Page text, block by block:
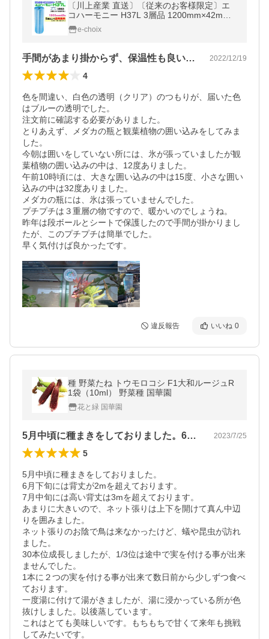
〔川上産業 直送〕〔従来のお客様限定〕エ
コハーモニー H37L 3層品 1200mm×42m巻
クリア 透明色 ◎さわやか緑色〜青色 プチプ
チe-choix
手間があまり掛からず、保温性も良いです。 2022/12/19
4
色を間違い、白色の透明（クリア）のつもりが、届いた色
はブルーの透明でした。
注文前に確認する必要がありました。
とりあえず、メダカの瓶と観葉植物の囲い込みをしてみま
した。
今朝は囲いをしていない所には、氷が張っていましたが観
葉植物の囲い込みの中は、12度ありました。
午前10時頃には、大きな囲い込みの中は15度、小さな囲い
込みの中は32度ありました。
メダカの瓶には、氷は張っていませんでした。
プチプチは３重層の物ですので、暖かいのでしょうね。
昨年は段ボールとシートで保護したので手間が掛かりまし
たが、このプチプチは簡単でした。
早く気付けば良かったです。
違反報告 いいね 0
種 野菜たね トウモロコシ F1大和ルージュR
1袋（10ml） 野菜種 国華園
花と緑 国華園
5月中頃に種まきをしておりました。6月… 2023/7/25
5
5月中頃に種まきをしておりました。
6月下旬には背丈が2mを超えております。
7月中旬には高い背丈は3mを超えております。
あまりに大きいので、ネット張りは上下を開けて真ん中辺
りを囲みました。
ネット張りのお陰で鳥は来なかったけど、蟻や昆虫が訪れ
ました。
30本位成長しましたが、1/3位は途中で実を付ける事が出来
ませんでした。
1本に２つの実を付ける事が出来て数日前から少しずつ食べ
ております。
一度湯に付けて湯がきましたが、湯に浸かっている所が色
抜けしました。以後蒸しています。
これはとても美味しいです。もちもちで甘くて来年も挑戦
してみたいです。